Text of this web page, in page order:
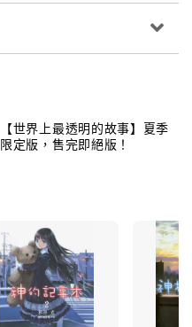
【世界上最透明的故事】夏季
限定版，售完即絕版！